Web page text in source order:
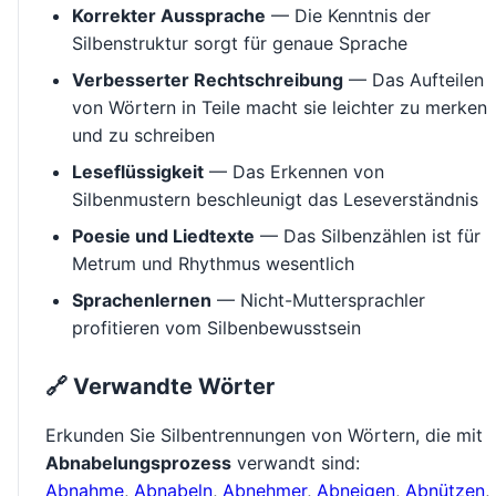
Korrekter Aussprache — Die Kenntnis der
Silbenstruktur sorgt für genaue Sprache
Verbesserter Rechtschreibung — Das Aufteilen
von Wörtern in Teile macht sie leichter zu merken
und zu schreiben
Leseflüssigkeit — Das Erkennen von
Silbenmustern beschleunigt das Leseverständnis
Poesie und Liedtexte — Das Silbenzählen ist für
Metrum und Rhythmus wesentlich
Sprachenlernen — Nicht-Muttersprachler
profitieren vom Silbenbewusstsein
🔗 Verwandte Wörter
Erkunden Sie Silbentrennungen von Wörtern, die mit
Abnabelungsprozess verwandt sind:
Abnahme, Abnabeln, Abnehmer, Abneigen, Abnützen,